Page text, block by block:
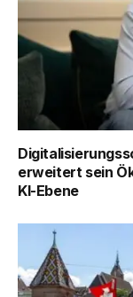
erweitert sein
KI-Ebene